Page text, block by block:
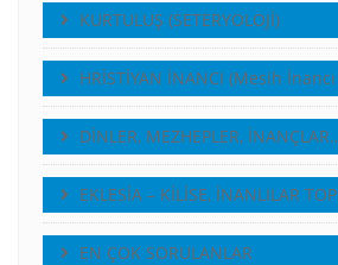
KURTULUŞ (SETERYOLOJİ)
HRİSTİYAN İNANCI (Mesih
DİNLER, MEZHEPLER,
EKLESİA – KİLİSE, İNANLILAR
EN ÇOK SORULANLAR